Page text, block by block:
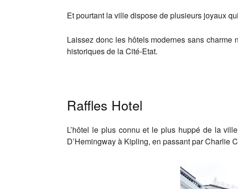
Et pourtant la ville dispose de plusieurs joyaux
Laissez donc les hôtels modernes sans charme
historiques de la Cité-Etat.
Raffles Hotel
L’hôtel le plus connu et le plus huppé de la
D’Hemingway à Kipling, en passant par Charlie